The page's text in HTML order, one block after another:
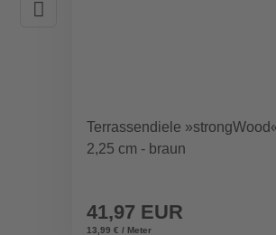
Terrassendiele
2,25 cm - braun
41,97 EUR
13,99 € / Meter